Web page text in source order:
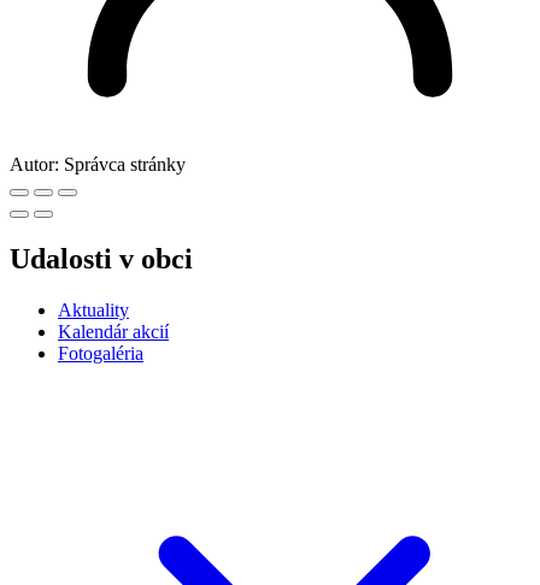
Autor: Správca stránky
Udalosti v obci
Aktuality
Kalendár akcií
Fotogaléria